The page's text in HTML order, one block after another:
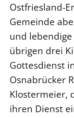
Ostfriesland-
Gemeinde
und
übrigen drei
Gottesdienst
Osnabrücker
Klostermeier,
ihren Dienst
SERVICE
Älterwerden
Ephoralbüro
Fundraising